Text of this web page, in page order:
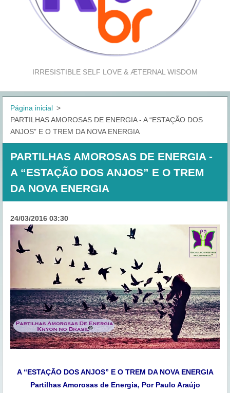
IRRESISTIBLE SELF LOVE & ÆTERNAL WISDOM
Página inicial >
PARTILHAS AMOROSAS DE ENERGIA - A “ESTAÇÃO DOS
ANJOS” E O TREM DA NOVA ENERGIA
PARTILHAS AMOROSAS DE ENERGIA -
A “ESTAÇÃO DOS ANJOS” E O TREM
DA NOVA ENERGIA
24/03/2016 03:30
A “ESTAÇÃO DOS ANJOS” E O TREM DA NOVA ENERGIA
Partilhas Amorosas de Energia, Por Paulo Araújo